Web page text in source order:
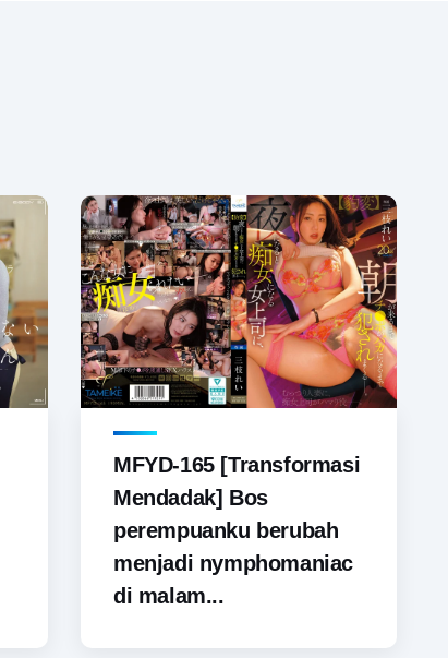
MFYD-165 [Transformasi
Mendadak] Bos
perempuanku berubah
menjadi nymphomaniac
di malam...